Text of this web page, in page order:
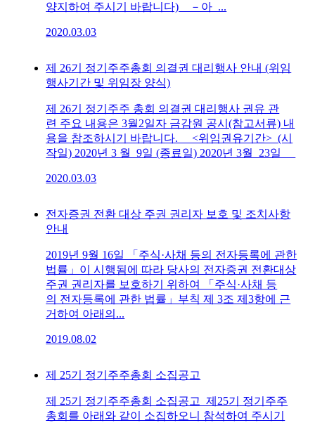
양지하여 주시기 바랍니다) －아 ...
2020.03.03
제 26기 정기주주총회 의결권 대리행사 안내 (위임
행사기간 및 위임장 양식)
제 26기 정기주주 총회 의결권 대리행사 권유 관
련 주요 내용은 3월2일자 금감원 공시(참고서류) 내
용을 참조하시기 바랍니다. <위임권유기간> (시
작일) 2020년 3 월 9일 (종료일) 2020년 3월 23일
2020.03.03
전자증권 전환 대상 주권 권리자 보호 및 조치사항
안내
2019년 9월 16일 「주식·사채 등의 전자등록에 관한
법률」이 시행됨에 따라 당사의 전자증권 전환대상
주권 권리자를 보호하기 위하여 「주식·사채 등
의 전자등록에 관한 법률」부칙 제 3조 제3항에 근
거하여 아래의...
2019.08.02
제 25기 정기주주총회 소집공고
제 25기 정기주주총회 소집공고 제25기 정기주주
총회를 아래와 같이 소집하오니 참석하여 주시기